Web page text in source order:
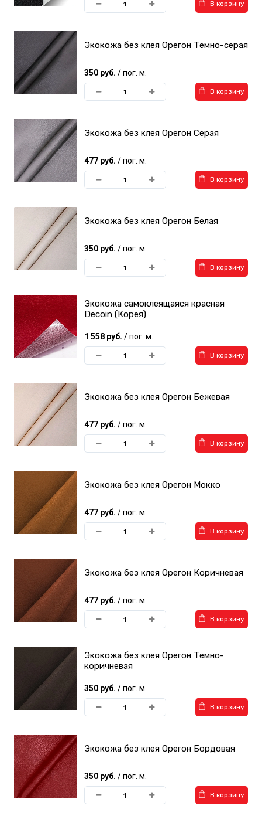
В корзину
Экокожа без клея Орегон Темно-серая
350 руб. / пог. м.
В корзину
Экокожа без клея Орегон Серая
477 руб. / пог. м.
В корзину
Экокожа без клея Орегон Белая
350 руб. / пог. м.
В корзину
Экокожа самоклеящаяся красная
Decoin (Корея)
1 558 руб. / пог. м.
В корзину
Экокожа без клея Орегон Бежевая
477 руб. / пог. м.
В корзину
Экокожа без клея Орегон Мокко
477 руб. / пог. м.
В корзину
Экокожа без клея Орегон Коричневая
477 руб. / пог. м.
В корзину
Экокожа без клея Орегон Темно-
коричневая
350 руб. / пог. м.
В корзину
Экокожа без клея Орегон Бордовая
350 руб. / пог. м.
В корзину